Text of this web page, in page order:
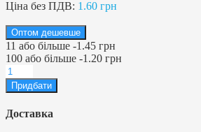
Ціна без ПДВ: 1.60 грн
Оптом дешевше
11 або більше -1.45 грн
100 або більше -1.20 грн
Доставка